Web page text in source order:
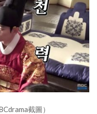
截圖）